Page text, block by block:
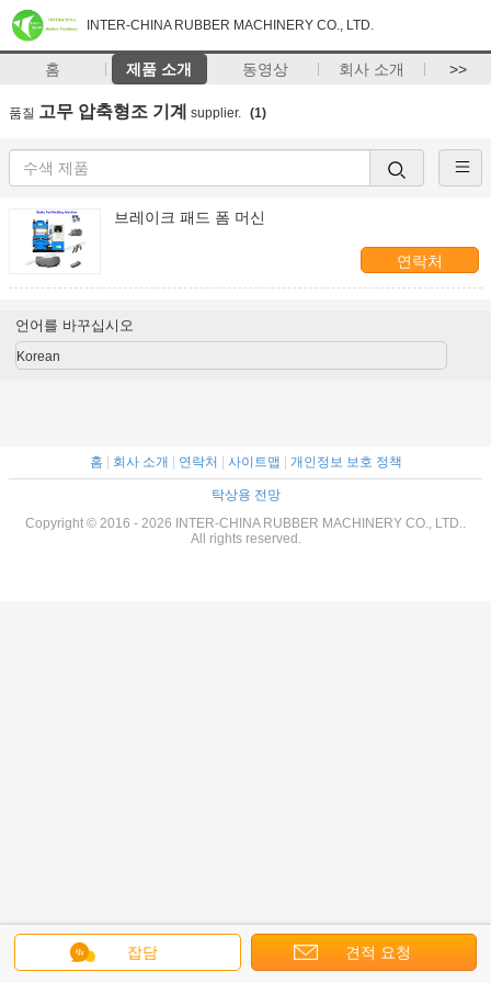
INTER-CHINA RUBBER MACHINERY CO., LTD.
홈 제품 소개 동영상 회사 소개 >>
품질 고무 압축형조 기계 supplier. (1)
브레이크 패드 폼 머신
연락처
잡담 견적 요청
언어를 바꾸십시오
Korean
홈 회사 소개 연락처 사이트맵 개인정보 보호 정책
탁상용 전망
Copyright © 2016 - 2026 INTER-CHINA RUBBER MACHINERY CO., LTD..
All rights reserved.